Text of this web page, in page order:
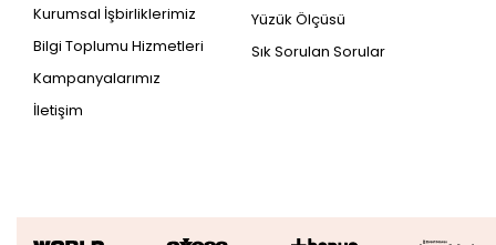
Kurumsal İşbirliklerimiz
Bilgi Toplumu Hizmetleri
Kampanyalarımız
İletişim
Yüzük Ölçüsü
Sık Sorulan Sorular